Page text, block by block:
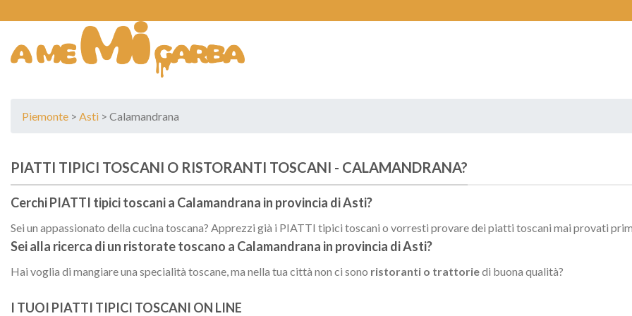
content
Piemonte > Asti > Calamandrana
PIATTI TIPICI TOSCANI O RISTORANTI TOSCANI - CALAMANDRANA?
Cerchi PIATTI tipici toscani a Calamandrana in provincia diAsti?
Sei un appassionato della cucina toscana? Apprezzi già i PIATTI tipici toscani o vorresti provare dei piatti toscani mai provati
Sei alla ricerca di un ristorate toscano a Calamandrana in provincia diAsti?
Hai voglia di mangiare una specialità toscane, ma nella tua città non ci sono ristoranti o trattoriedi buona qualità?
I TUOI PIATTI TIPICI TOSCANI ON LINE